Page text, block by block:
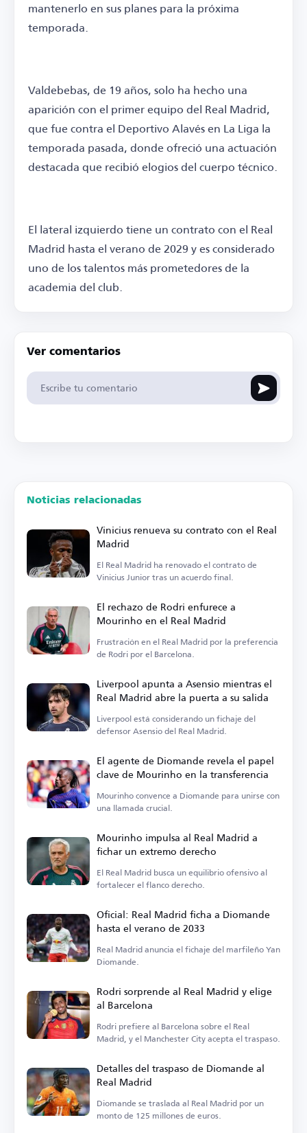
mantenerlo en sus planes para la próxima
temporada.
Valdebebas, de 19 años, solo ha hecho una
aparición con el primer equipo del Real Madrid,
que fue contra el Deportivo Alavés en La Liga la
temporada pasada, donde ofreció una actuación
destacada que recibió elogios del cuerpo técnico.
El lateral izquierdo tiene un contrato con el Real
Madrid hasta el verano de 2029 y es considerado
uno de los talentos más prometedores de la
academia del club.
Ver comentarios
Noticias relacionadas
Vinicius renueva su contrato con el Real
Madrid
El Real Madrid ha renovado el contrato de
Vinicius Junior tras un acuerdo final.
El rechazo de Rodri enfurece a
Mourinho en el Real Madrid
Frustración en el Real Madrid por la preferencia
de Rodri por el Barcelona.
Liverpool apunta a Asensio mientras el
Real Madrid abre la puerta a su salida
Liverpool está considerando un fichaje del
defensor Asensio del Real Madrid.
El agente de Diomande revela el papel
clave de Mourinho en la transferencia
Mourinho convence a Diomande para unirse con
una llamada crucial.
Mourinho impulsa al Real Madrid a
fichar un extremo derecho
El Real Madrid busca un equilibrio ofensivo al
fortalecer el flanco derecho.
Oficial: Real Madrid ficha a Diomande
hasta el verano de 2033
Real Madrid anuncia el fichaje del marfileño Yan
Diomande.
Rodri sorprende al Real Madrid y elige
al Barcelona
Rodri prefiere al Barcelona sobre el Real
Madrid, y el Manchester City acepta el traspaso.
Detalles del traspaso de Diomande al
Real Madrid
Diomande se traslada al Real Madrid por un
monto de 125 millones de euros.